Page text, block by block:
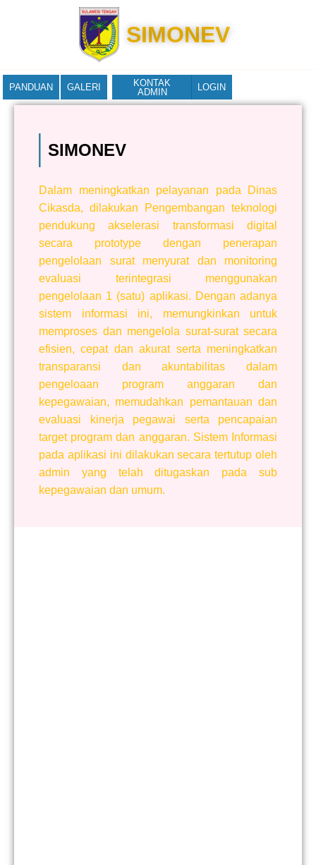
SIMONEV
PANDUAN GALERI LOGIN
KONTAK
ADMIN
SIMONEV
Dalam meningkatkan pelayanan pada Dinas
Cikasda, dilakukan Pengembangan teknologi
pendukung akselerasi transformasi digital
secara prototype dengan penerapan
pengelolaan surat menyurat dan monitoring
evaluasi terintegrasi menggunakan
pengelolaan 1 (satu) aplikasi. Dengan adanya
sistem informasi ini, memungkinkan untuk
memproses dan mengelola surat-surat secara
efisien, cepat dan akurat serta meningkatkan
transparansi dan akuntabilitas dalam
pengeloaan program anggaran dan
kepegawaian, memudahkan pemantauan dan
evaluasi kinerja pegawai serta pencapaian
target program dan anggaran. Sistem Informasi
pada aplikasi ini dilakukan secara tertutup oleh
admin yang telah ditugaskan pada sub
kepegawaian dan umum.